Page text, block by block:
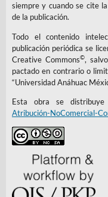
siempre y cuando se cite
de la publicación.
Todo el contenido
publicación periódica se
Creative Commons©,
pactado en contrario o
“Universidad Anáhuac
Esta obra se
Atribución-NoComercial-